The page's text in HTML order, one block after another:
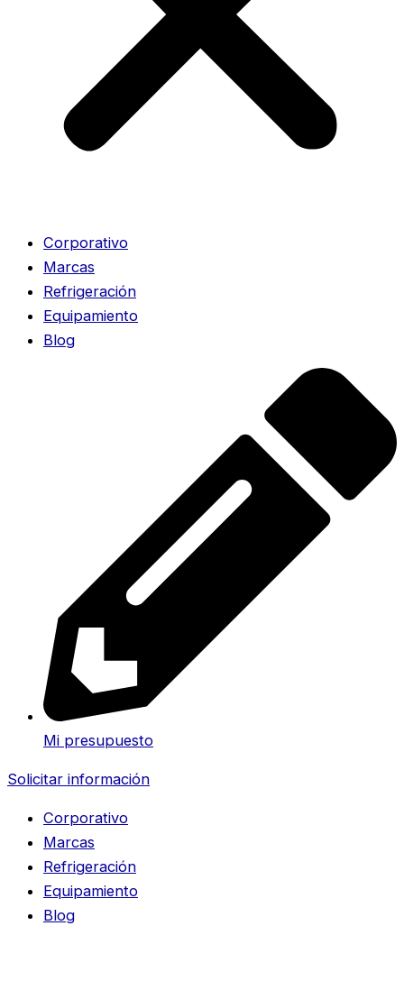
Corporativo
Marcas
Refrigeración
Equipamiento
Blog
Mi presupuesto
Solicitar información
Corporativo
Marcas
Refrigeración
Equipamiento
Blog